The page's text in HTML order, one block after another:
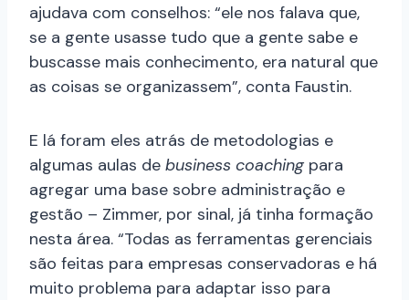
ajudava com conselhos: “ele nos falava que,
se a gente usasse tudo que a gente sabe e
buscasse mais conhecimento, era natural que
as coisas se organizassem”, conta Faustin.
E lá foram eles atrás de metodologias e
algumas aulas de business coachingpara
agregar uma base sobre administração e
gestão – Zimmer, por sinal, já tinha formação
nesta área. “Todas as ferramentas gerenciais
são feitas para empresas conservadoras e há
muito problema para adaptar isso para